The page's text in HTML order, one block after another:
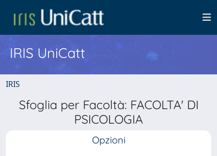
IRIS UniCatt
IRIS
Sfoglia per Facoltà: FACOLTA' DI
PSICOLOGIA
Opzioni